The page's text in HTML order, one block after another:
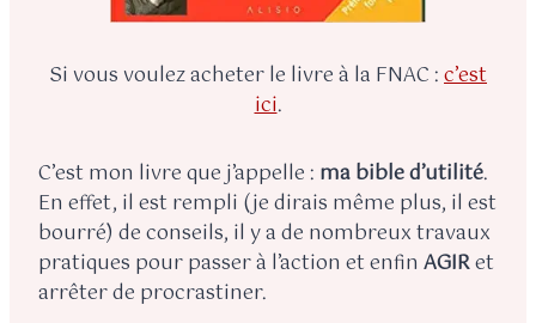
Si vous voulez acheter le livre à la FNAC :c’est
ici.
C’est mon livre que j’appelle : ma bible d’utilité.
En effet, il est rempli (je dirais même plus, il est
bourré) de conseils, il y a de nombreux travaux
pratiques pour passer à l’action et enfin AGIRet
arrêter de procrastiner.